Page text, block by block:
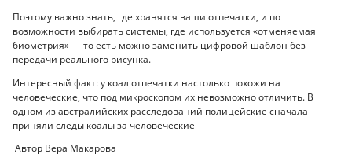
Поэтому важно знать, где хранятся ваши отпечатки, и по
возможности выбирать системы, где используется «отменяемая
биометрия» — то есть можно заменить цифровой шаблон без
передачи реального рисунка.
Интересный факт: у коал отпечатки настолько похожи на
человеческие, что под микроскопом их невозможно отличить. В
одном из австралийских расследований полицейские сначала
приняли следы коалы за человеческие
Автор Вера Макарова